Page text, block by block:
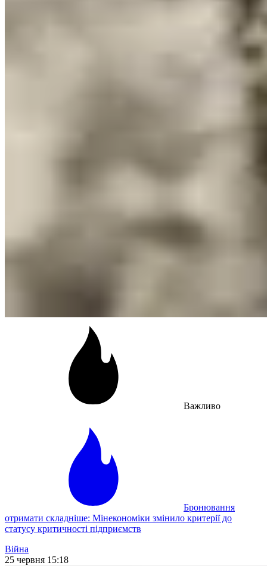
Важливо
Бронювання
отримати складніше: Мінекономіки змінило критерії до
статусу критичності підприємств
Війна
25 червня 15:18